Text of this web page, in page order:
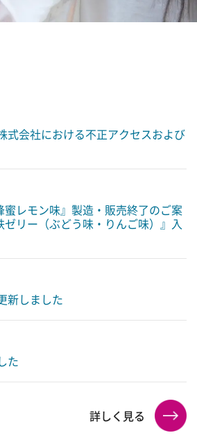
る制度
式会社における不正アクセスおよび
蜜レモン味』製造・販売終了のご案
リー（ぶどう味・りんご味）』入
新しました
た
詳しく見る